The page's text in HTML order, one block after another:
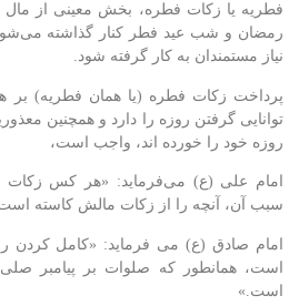
فطریه یا زکات فطره، بخش معینی از مال
رمضان و شب عید فطر کنار گذاشته
نیاز مستمندان به کار گرفته شود.
پرداخت زکات فطره (یا همان فطریه) بر
توانایی گرفتن روزه را دارد و همچنین
روزه خود را خورده اند، واجب است،
امام علی (ع) می‌فرماید: «هر کس زکات
سبب آن، آنچه را از زکات مالش کاسته
امام صادق (ع) می فرماید: «کامل کردن
است، همانطور که صلوات بر پیامبر صلی
است.»